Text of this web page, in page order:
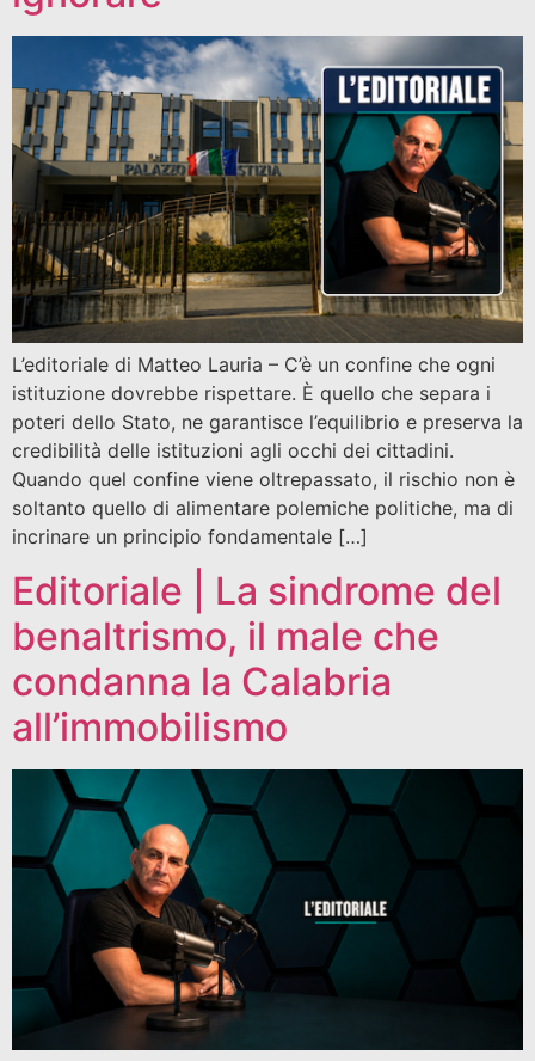
L’editoriale di Matteo Lauria – C’è un confine che ogni
istituzione dovrebbe rispettare. È quello che separa i
poteri dello Stato, ne garantisce l’equilibrio e preserva la
credibilità delle istituzioni agli occhi dei cittadini.
Quando quel confine viene oltrepassato, il rischio non è
soltanto quello di alimentare polemiche politiche, ma di
incrinare un principio fondamentale […]
Editoriale | La sindrome del
benaltrismo, il male che
condanna la Calabria
all’immobilismo